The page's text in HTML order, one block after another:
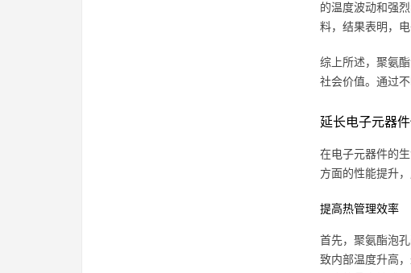
的温度波动和强
料，结果表明，
综上所述，聚氨
社会价值。通过
延长电子元器
在电子元器件的
方面的性能提升
提高热管理效率
首先，聚氨酯泡
致内部温度升高